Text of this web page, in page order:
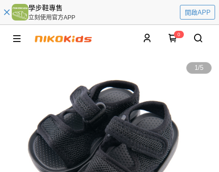
學步鞋專售
立刻使用官方APP
開啟APP
0
1/5